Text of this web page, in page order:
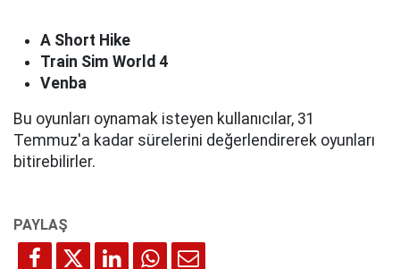
A Short Hike
Train Sim World 4
Venba
Bu oyunları oynamak isteyen kullanıcılar, 31
Temmuz'a kadar sürelerini değerlendirerek oyunları
bitirebilirler.